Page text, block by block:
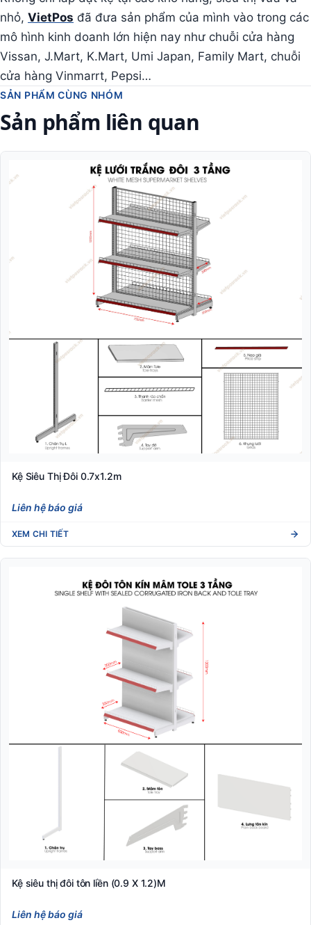
nhỏ, VietPos đã đưa sản phẩm của mình vào trong các
mô hình kinh doanh lớn hiện nay như chuỗi cửa hàng
Vissan, J.Mart, K.Mart, Umi Japan, Family Mart, chuỗi
cửa hàng Vinmarrt, Pepsi…
SẢN PHẨM CÙNG NHÓM
Sản phẩm liên quan
Kệ Siêu Thị Đôi 0.7x1.2m
Liên hệ báo giá
XEM CHI TIẾT
Kệ siêu thị đôi tôn liền (0.9 X 1.2)M
Liên hệ báo giá